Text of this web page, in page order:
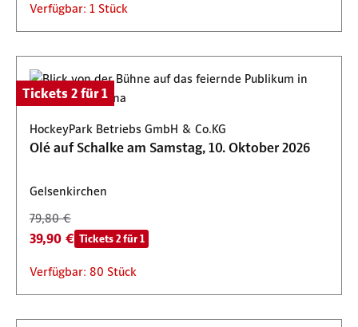
Verfügbar: 1 Stück
Tickets 2 für 1
HockeyPark Betriebs GmbH & Co.KG
Olé auf Schalke am Samstag, 10. Oktober 2026
Gelsenkirchen
79,80 €
39,90 € Tickets 2 für 1
Verfügbar: 80 Stück